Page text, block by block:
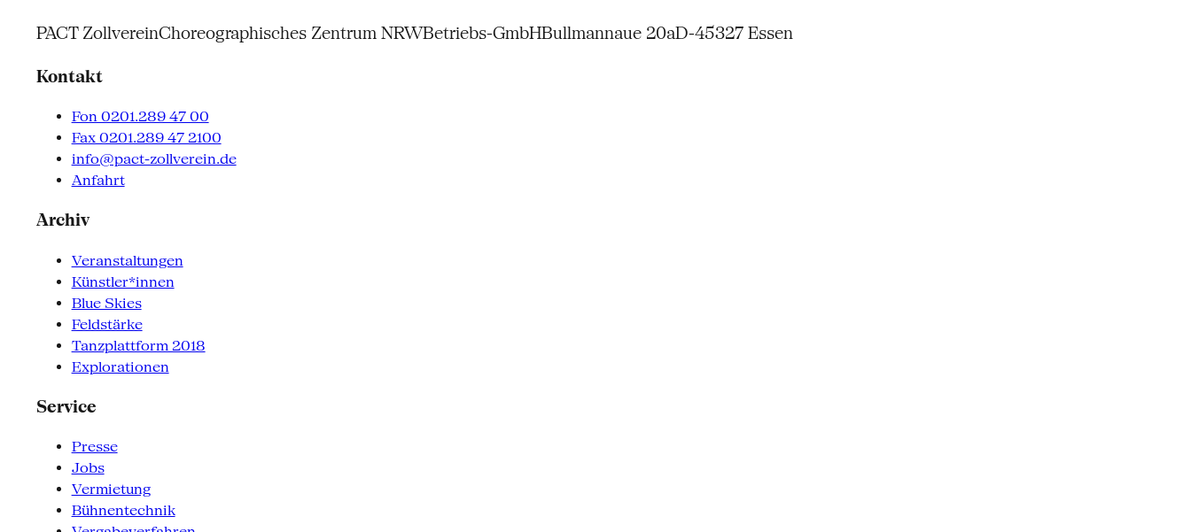
PACT ZollvereinChoreographisches Zentrum NRWBetriebs-GmbHBullmannaue 20aD-45327 Essen
Kontakt
Fon 0201.289 47 00
Fax 0201.289 47 2100
info@pact-zollverein.de
Anfahrt
Archiv
Veranstaltungen
Künstler*innen
Blue Skies
Feldstärke
Tanzplattform 2018
Explorationen
Service
Presse
Jobs
Vermietung
Bühnentechnik